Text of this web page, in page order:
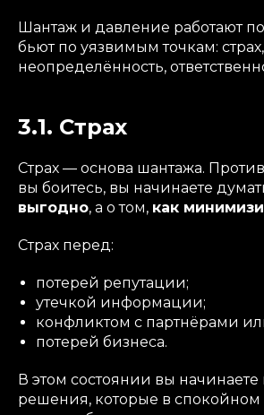
Шантаж и давление работают
бьют по уязвимым точкам:
неопределённость,
3.1. Страх
Страх — основа шантажа.
вы боитесь, вы начинаете
выгодно, а о том, как
Страх перед:
потерей репутации;
утечкой информации;
конфликтом с партнёрами
потерей бизнеса.
В этом состоянии вы
решения, которые в спокойном